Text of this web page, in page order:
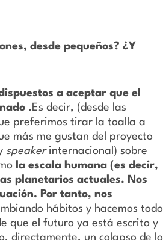
desde pequeños? ¿Y
a aceptar que el
.Es decir, (desde las
preferimos tirar la toalla a
más me gustan del proyecto
speakerinternacional) sobre
la escala humana (es decir,
planetarios actuales. Nos
Por tanto, nos
hábitos y hacemos todo
que el futuro ya está escrito y
directamente, un colapso de lo